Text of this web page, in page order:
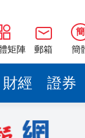
矩陣 郵箱
簡
簡
財經 證券